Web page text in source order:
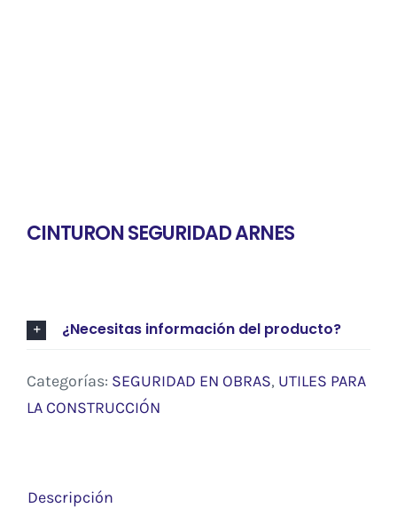
CINTURON SEGURIDAD ARNES
¿Necesitas información del producto?
Categorías: SEGURIDAD EN OBRAS, UTILES PARA
LA CONSTRUCCIÓN
Descripción